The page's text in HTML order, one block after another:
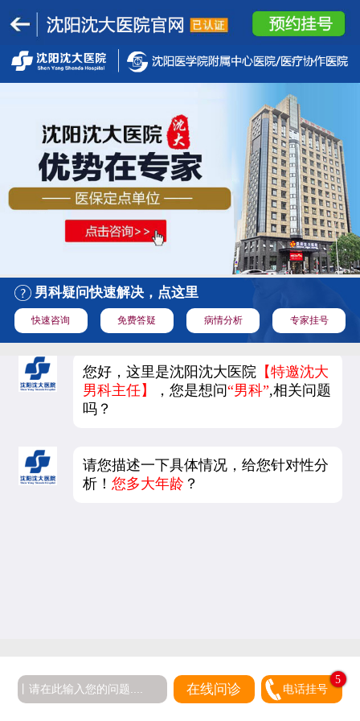
男科疑问快速解决，点这里
快速咨询 免费答疑 病情分析 专家挂号
您好，这里是沈阳沈大医院 【特邀沈大
男科主任】
，您是想问“男科”,相关问题
吗？
请您描述一下具体情况，给您针对性分
析！您多大年龄 ？
在线问诊 电话挂号
5